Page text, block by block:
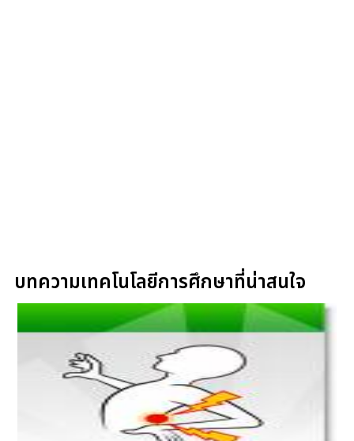
บทความเทคโนโลยีการศึกษาที่น่าสนใจ